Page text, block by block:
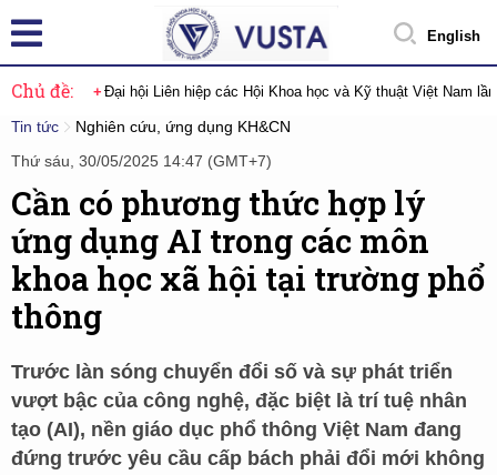
English
Chủ đề: Đại hội Liên hiệp các Hội Khoa học và Kỹ thuật Việt Nam
Tin tức
Nghiên cứu, ứng dụng KH&CN
Thứ sáu, 30/05/2025 14:47 (GMT+7)
Cần có phương thức hợp lý
ứng dụng AI trong các môn
khoa học xã hội tại trường phổ
thông
Trước làn sóng chuyển đổi số và sự phát triển
vượt bậc của công nghệ, đặc biệt là trí tuệ nhân
tạo (AI), nền giáo dục phổ thông Việt Nam đang
đứng trước yêu cầu cấp bách phải đổi mới không